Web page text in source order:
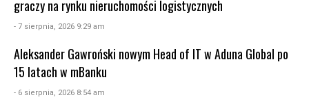
graczy na rynku nieruchomości logistycznych
- 7 sierpnia, 2026 9:29 am
Aleksander Gawroński nowym Head of IT w Aduna Global po
15 latach w mBanku
- 6 sierpnia, 2026 8:54 am